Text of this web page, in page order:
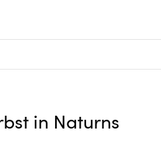
in Naturns